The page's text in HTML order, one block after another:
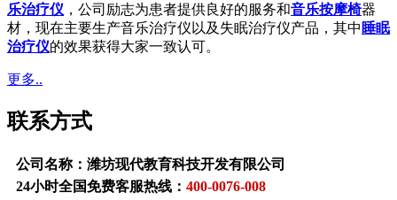
乐治疗仪 ，公司励志为患者提供良好的服务和音乐按摩椅器
材，现在主要生产音乐治疗仪以及失眠治疗仪产品，其中 睡眠
治疗仪的效果获得大家一致认可。
更多..
联系方式
公司名称：潍坊现代教育科技开发有限公司
24小时全国免费客服热线： 400-0076-008